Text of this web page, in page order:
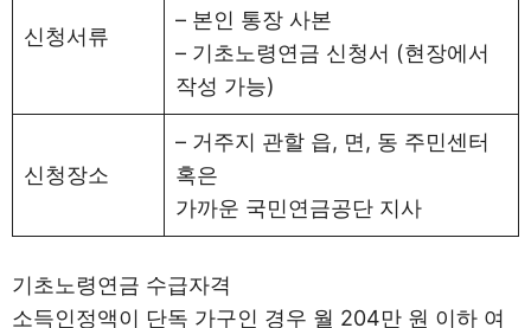
신청서류
– 본인 통장 사본
– 기초노령연금 신청서 (현장에서
작성 가능)
신청장소
– 거주지 관할 읍, 면, 동 주민센터
혹은
가까운 국민연금공단 지사
기초노령연금 수급자격
소득인정액이 단독 가구인 경우 월 204만 원 이하 여